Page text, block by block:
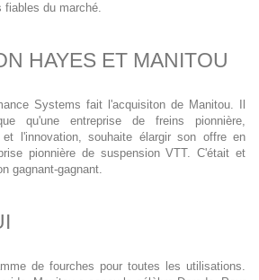
du marché.
HAYES ET MANITOU
Systems fait l'acquisiton de Manitou. Il
qu'une entreprise de freins pionnière,
l'innovation, souhaite élargir son offre en
pionnière de suspension VTT. C'était et
gagnant-gagnant.
de fourches pour toutes les utilisations.